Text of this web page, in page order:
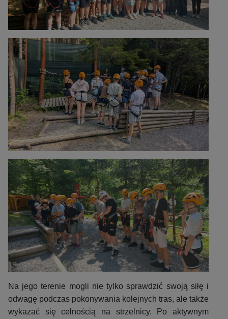
Na jego terenie mogli nie tylko sprawdzić swoją siłę i
odwagę podczas pokonywania kolejnych tras, ale także
wykazać się celnością na strzelnicy. Po aktywnym